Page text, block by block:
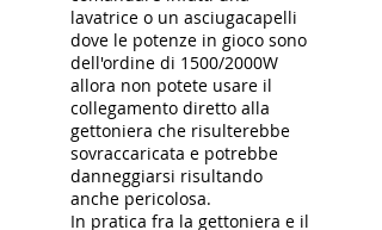
lavatrice o un asciugacapelli
dove le potenze in gioco sono
dell'ordine di 1500/2000W
allora non potete usare il
collegamento diretto alla
gettoniera che risulterebbe
sovraccaricata e potrebbe
danneggiarsi risultando
anche pericolosa.
In pratica fra la gettoniera e il